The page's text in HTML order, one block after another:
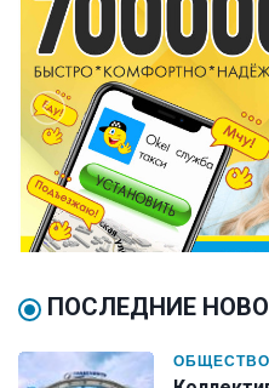
ПОСЛЕДНИЕ
ОБЩЕСТВО